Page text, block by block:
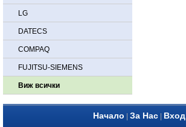
LG
DATECS
COMPAQ
FUJITSU-SIEMENS
Виж всички
Начало За Нас Вход